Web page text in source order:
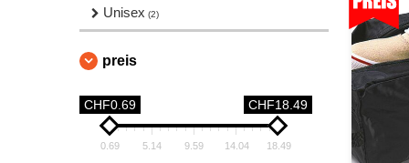
Unisex (2)
preis
CHF0.69 CHF18.49
0.69 5.14 9.59 14.04 18.49